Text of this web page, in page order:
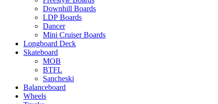
Downhill Boards
LDP Boards
Dancer
Mini Cruiser Boards
Longboard Deck
Skateboard
MOB
BTFL
Sancheski
Balanceboard
Wheels